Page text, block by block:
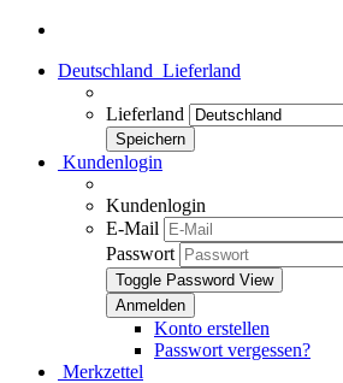
Deutschland Lieferland
Lieferland
Kundenlogin
Kundenlogin
E-Mail
Passwort
Toggle Password View
Konto erstellen
Passwort vergessen?
Merkzettel